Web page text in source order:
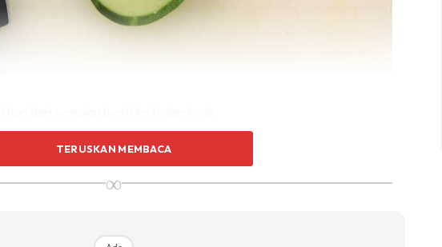
Ads
TERUSKAN MEMBACA
∞